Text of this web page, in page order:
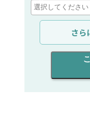
通信距離を
出力を選ぶ
同時通話
さら